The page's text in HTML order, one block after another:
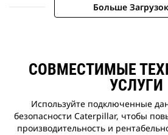
Больше Загрузок
СОВМЕСТИМЫЕ
УСЛУГИ
Используйте подключенные
безопасности Caterpillar, чтобы
производительность и